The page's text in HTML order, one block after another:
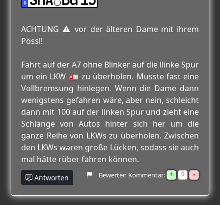
ACHTUNG ⚠️ vor der älteren Dame mit ihrem
Pössl!
Fährt auf der A7 ohne Blinker auf die llinke Spur
um ein LKW 🚛 zu überholen. Musste fast eine
Vollbremsung hinlegen. Wenn die Dame dann
wenigstens gefahren wäre, aber nein, schleicht
dann mit 100 auf der linken Spur und zieht eine
Schlange von Autos hinter sich her um die
ganze Reihe von LKWs zu überholen. Zwischen
den LKWs waren große Lücken, sodass sie auch
mal hätte rüber fahren können.
Antworten Bewerten Kommentar: + 0 -